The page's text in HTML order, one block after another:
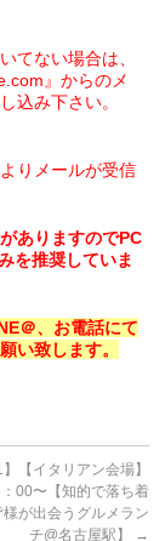
てない場合は、
』からのメ
込み下さい。
りメールが受信
ありますのでPC
を推奨していま
＠、お電話にて
い致します。
【イタリアン会場】
00〜【知的で落ち着
が出会うグルメラン
チ@名古屋駅】
→